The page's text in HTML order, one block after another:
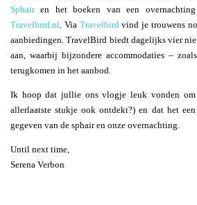
Sphairen het boeken van een
Travelbird.nl . Via Travelbird vind je trouwens
aanbiedingen. TravelBird biedt dagelijks vier
aan, waarbij bijzondere accommodaties –
terugkomen in het aanbod.
Ik hoop dat jullie ons vlogje leuk vonden
allerlaatste stukje ook ontdekt?) en dat het een
gegeven van de sphair en onze overnachting.
Until next time,
Serena Verbon